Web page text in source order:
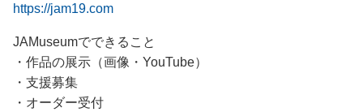
https://jam19.com
JAMuseumでできること
・作品の展示（画像・YouTube）
・支援募集
・オーダー受付